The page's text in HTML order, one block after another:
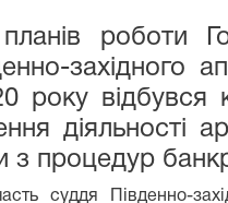
роботи
західного
року відбувся
діяльності
з процедур
суддя Південно-